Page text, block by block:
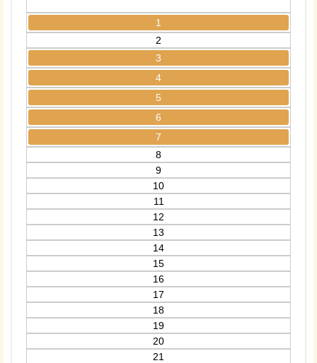
1
2
3
4
5
6
7
8
9
10
11
12
13
14
15
16
17
18
19
20
21